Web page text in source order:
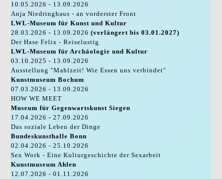
10.05.2026 - 13.09.2026
Anja Niedringhaus - an vorderster Front
LWL-Museum für Kunst und Kultur
28.03.2026 - 13.09.2026(verlängert bis 03.01.2027)
Der Hase Felix - Reiselustig
LWL-Museum für Archäologie und Kultur
03.10.2025 - 13.09.2026
Ausstellung "Mahlzeit! Wie Essen uns verbindet"
Kunstmuseum Bochum
07.03.2026 - 13.09.2026
HOW WE MEET
Museum für Gegenwartskunst Siegen
17.04.2026 - 27.09.2026
Das soziale Leben der Dinge
Bundeskunsthalle Bonn
02.04.2026 - 25.10.2026
Sex Work - Eine Kulturgeschichte der Sexarbeit
Kunstmuseum Ahlen
12.07.2026 - 01.11.2026